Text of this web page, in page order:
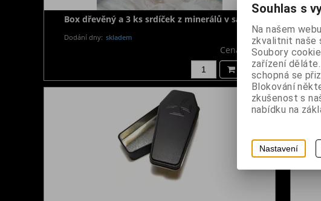
Box dřevěný a 3 ks srdíček z minerálů v sáčku
Dodání dny: skladem
Cena: 720 Kč
Koupit
Souhlas s
Na našem
zkvalitnit naše
Soubory
zařízení
schopná se
Blokování
zkušenost s
nabídku na
Nastavení